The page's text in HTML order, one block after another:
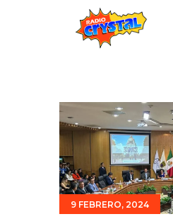
Estaciones
Eventos
Promociones
Noticias
Para ti
9 FEBRERO, 2024